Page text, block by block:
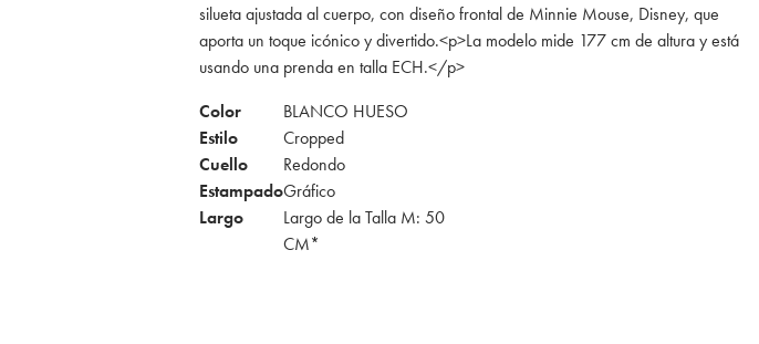
silueta ajustada al cuerpo, con diseño frontal de Minnie Mouse, Disney, que
aporta un toque icónico y divertido.<p>La modelo mide 177 cm de altura y está
usando una prenda en talla ECH.</p>
Color
BLANCO HUESO
Estilo
Cropped
Cuello
Redondo
EstampadoGráfico
Largo
Largo de la Talla M: 50
CM*